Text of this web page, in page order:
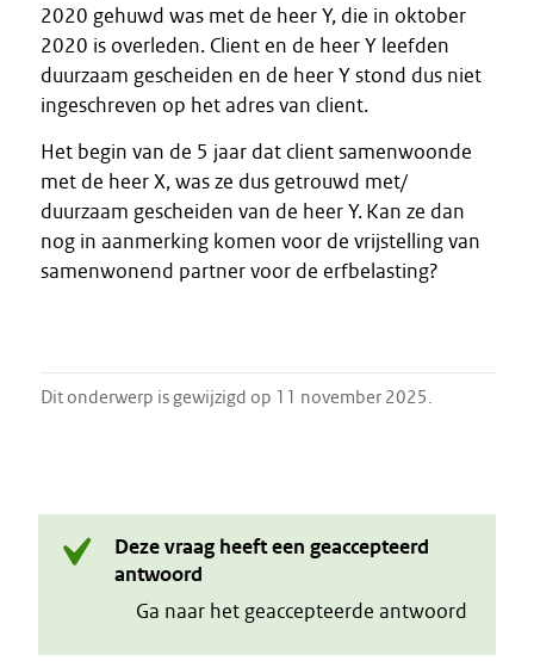
2020 gehuwd was met de heer Y, die in oktober
2020 is overleden. Client en de heer Y leefden
duurzaam gescheiden en de heer Y stond dus niet
ingeschreven op het adres van client.
Het begin van de 5 jaar dat client samenwoonde
met de heer X, was ze dus getrouwd met/
duurzaam gescheiden van de heer Y. Kan ze dan
nog in aanmerking komen voor de vrijstelling van
samenwonend partner voor de erfbelasting?
Dit onderwerp is gewijzigd op 11 november 2025.
Deze vraag heeft een geaccepteerd
antwoord
Ga naar het geaccepteerde antwoord